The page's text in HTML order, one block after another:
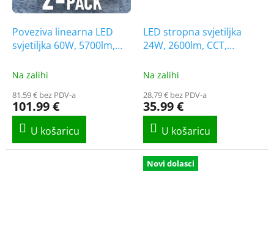
Poveziva linearna LED
svjetiljka 60W, 5700lm,
[WO2004-1]
Na zalihi
81.59 € bez PDV-a
101.99 €
LED stropna svjetiljka
24W, 2600lm, CCT,
Na zalihi
28.79 € bez PDV-a
35.99 €
Novi dolasci